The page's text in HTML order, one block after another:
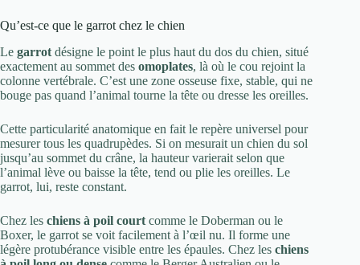
Qu’est-ce que le garrot chez le chien
Le garrot désigne le point le plus haut du dos du chien, situé
exactement au sommet des omoplates, là où le cou rejoint la
colonne vertébrale. C’est une zone osseuse fixe, stable, qui ne
bouge pas quand l’animal tourne la tête ou dresse les oreilles.
Cette particularité anatomique en fait le repère universel pour
mesurer tous les quadrupèdes. Si on mesurait un chien du sol
jusqu’au sommet du crâne, la hauteur varierait selon que
l’animal lève ou baisse la tête, tend ou plie les oreilles. Le
garrot, lui, reste constant.
Chez les chiens à poil court comme le Doberman ou le
Boxer, le garrot se voit facilement à l’œil nu. Il forme une
légère protubérance visible entre les épaules. Chez les chiens